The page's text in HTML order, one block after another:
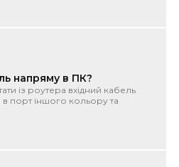
напряму в ПК?
із роутера вхідний кабель
в порт іншого кольору та